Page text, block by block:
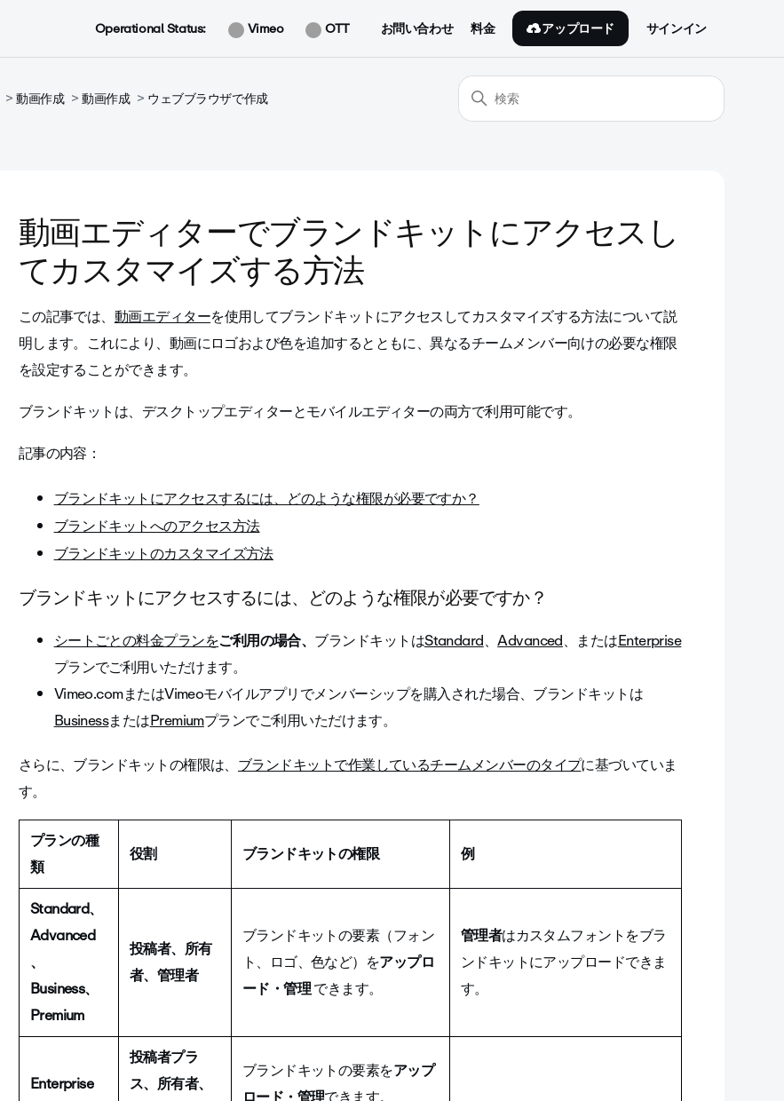
Operational Status: Vimeo OTT お問い合わせ 料金 アップロード サインイン
動画作成 動画作成 ウェブブラウザで作成
動画エディターでブランドキットにアクセスし
てカスタマイズする方法
この記事では、動画エディターを使用してブランドキットにアクセスしてカスタマイズする方法について説
明します。これにより、動画にロゴおよび色を追加するとともに、異なるチームメンバー向けの必要な権限
を設定することができます。
ブランドキットは、デスクトップエディターとモバイルエディターの両方で利用可能です。
記事の内容：
ブランドキットにアクセスするには、どのような権限が必要ですか？
ブランドキットへのアクセス方法
ブランドキットのカスタマイズ方法
ブランドキットにアクセスするには、どのような権限が必要ですか？
シートごとの料金プランをご利用の場合、 ブランドキットはStandard、Advanced、またはEnterprise
プランでご利用いただけます。
Vimeo.comまたはVimeoモバイルアプリでメンバーシップを購入された場合、ブランドキットは
BusinessまたはPremiumプランでご利用いただけます。
さらに、ブランドキットの権限は、 ブランドキットで作業しているチームメンバーのタイプに基づいていま
す。
プランの種
類
役割 ブランドキットの権限 例
Standard、
Advanced
、
Business、
Premium
投稿者、所有
者、管理者
ブランドキットの要素（フォン
ト、ロゴ、色など）をアップロ
ード・管理できます。
管理者はカスタムフォントをブラ
ンドキットにアップロードできま
す。
Enterprise
投稿者プラ
ス、所有者、
ブランドキットの要素をアップ